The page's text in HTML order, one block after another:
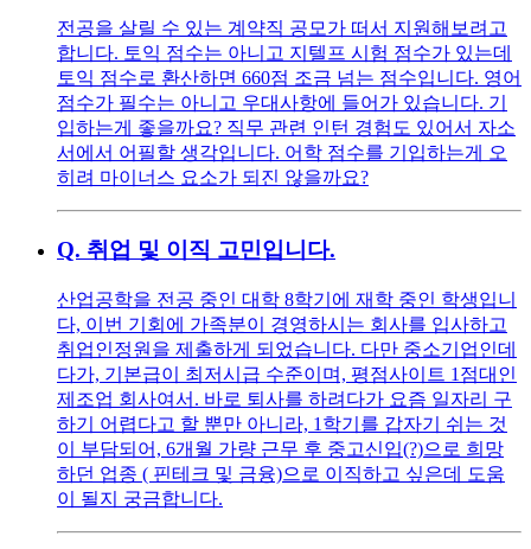
전공을 살릴 수 있는 계약직 공모가 떠서 지원해보려고
합니다. 토익 점수는 아니고 지텔프 시험 점수가 있는데
토익 점수로 환산하면 660점 조금 넘는 점수입니다. 영어
점수가 필수는 아니고 우대사항에 들어가 있습니다. 기
입하는게 좋을까요? 직무 관련 인턴 경험도 있어서 자소
서에서 어필할 생각입니다. 어학 점수를 기입하는게 오
히려 마이너스 요소가 되진 않을까요?
Q. 취업 및 이직 고민입니다.
산업공학을 전공 중인 대학 8학기에 재학 중인 학생입니
다, 이번 기회에 가족분이 경영하시는 회사를 입사하고
취업인정원을 제출하게 되었습니다. 다만 중소기업인데
다가, 기본급이 최저시급 수준이며, 평점사이트 1점대인
제조업 회사여서. 바로 퇴사를 하려다가 요즘 일자리 구
하기 어렵다고 할 뿐만 아니라, 1학기를 갑자기 쉬는 것
이 부담되어, 6개월 가량 근무 후 중고신입(?)으로 희망
하던 업종 ( 핀테크 및 금융)으로 이직하고 싶은데 도움
이 될지 궁금합니다.